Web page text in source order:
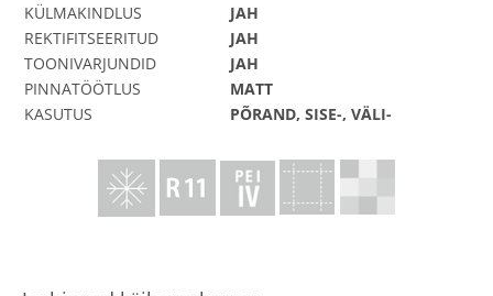
KÜLMAKINDLUS
JAH
REKTIFITSEERITUD
JAH
TOONIVARJUNDID
JAH
PINNATÖÖTLUS
MATT
KASUTUS
PÕRAND, SISE-, VÄLI-